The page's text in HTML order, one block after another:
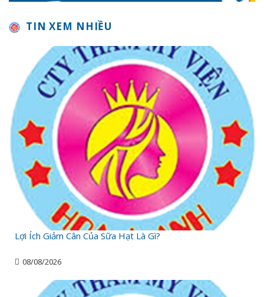
TIN XEM NHIỀU
Lợi Ích Giảm Cân Của Sữa Hạt Là Gì?
08/08/2026